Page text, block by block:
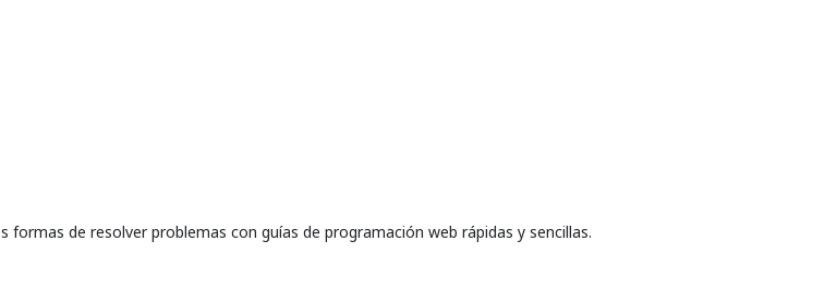
de resolver problemas con guías de programación web rápidas y sencillas.